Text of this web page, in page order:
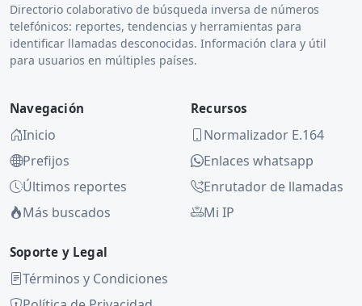
Directorio colaborativo de búsqueda inversa de números
telefónicos: reportes, tendencias y herramientas para
identificar llamadas desconocidas. Información clara y útil
para usuarios en múltiples países.
Navegación
Inicio
Prefijos
Últimos reportes
Más buscados
Recursos
Normalizador E.164
Enlaces whatsapp
Enrutador de llamadas
Mi IP
Soporte y Legal
Términos y Condiciones